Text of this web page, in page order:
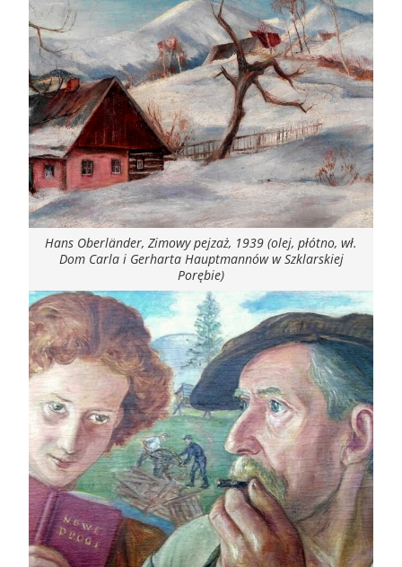
Hans Oberländer, Zimowy pejzaż, 1939 (olej, płótno, wł.
Dom Carla i Gerharta Hauptmannów w Szklarskiej
Porębie)